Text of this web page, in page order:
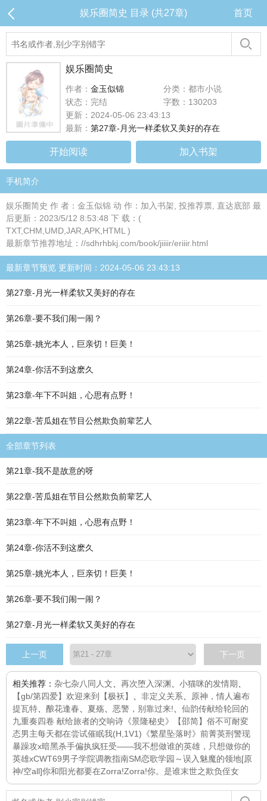
娱乐圈简史 目录 (共27章) 首页
娱乐圈简史
作者： 金玉似锦
分类：都市小说
状态：完结
字数：130203
更新：2024-05-06 23:43:13
最新： 第27章-月光一样柔软又美好的存在
开始阅读 加入书架
手机简介
娱乐圈简史 作 者：金玉似锦 动 作：加入书架, 投推荐票, 直达底部 最
后更新：2023/5/12 8:53:48 下 载：(
TXT,CHM,UMD,JAR,APK,HTML )
最新章节推荐地址：//sdhrhbkj.com/book/jiiiir/eriiir.html
最新章节预览 更新时间：2024-05-06 23:43:13
第27章-月光一样柔软又美好的存在
第26章-要不我们闹一闹？
第25章-姚光本人，巨亲切！巨美！
第24章-你活不到这麽久
第23章-年下不叫姐，心思有点野！
第22章-苦瓜姐在节目公然欺负前辈艺人
全部章节列表
第21章-我不是故意的呀
第22章-苦瓜姐在节目公然欺负前辈艺人
第23章-年下不叫姐，心思有点野！
第24章-你活不到这麽久
第25章-姚光本人，巨亲切！巨美！
第26章-要不我们闹一闹？
第27章-月光一样柔软又美好的存在
上一页 下一页
相关推荐： 杂七杂八同人文 再次堕入深渊 小猫咪的发情期
【gb/第四爱】欢迎来到【极袄】
非定义关系
原神，情人遍布
提瓦特
酿花逢春 夏殇 恶警，别靠过来! 仙韵传献给轮回的
九重奏四卷 献给旅者的交响诗 《景隆秘史》 【邵简】俗不可耐変
态男主每天都在尝试催眠我(H,1V1) 《繁星坠落时》前菁英刑警现
暴躁攻x暗黑杀手偏执疯狂受——我不想做谁的英雄，只想做你的
英雄xCWT69男子学院调教指南SM恋歌学园～误入魅魔的领地[原
神/空all]你和阳光都要在Zorra!Zorra!你。是谁末世之欺负侄女